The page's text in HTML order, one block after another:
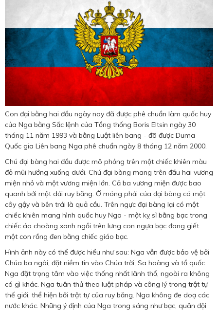
Con đại bằng hai đầu ngày nay đã được phê chuẩn làm quốc huy
của Nga bằng Sắc lệnh của Tổng thống Boris Eltsin ngày 30
tháng 11 năm 1993 và bằng Luật liên bang - đã được Duma
Quốc gia Liên bang Nga phê chuẩn ngày 8 tháng 12 năm 2000.
Chú đại bàng hai đầu được mô phỏng trên một chiếc khiên màu
đỏ mũi hướng xuống dưới. Chú đại bàng mang trên đầu hai vương
miện nhỏ và một vương miện lớn. Cả ba vương miện được bao
quanh bởi một dải ruy băng. Ở móng phải của đại bàng có một
cây gậy và bên trái là quả cầu. Trên ngực đại bàng lại có một
chiếc khiên mang hình quốc huy Nga - một kỵ sĩ bằng bạc trong
chiếc áo choàng xanh ngồi trên lưng con ngựa bạc đang giết
một con rồng đen bằng chiếc giáo bạc.
Hình ảnh này có thể được hiểu như sau: Nga vẫn được bảo vệ bởi
Chúa ba ngôi, đặt niềm tin vào Chúa trời, Sa hoàng và tổ quốc.
Nga đặt trọng tâm vào việc thống nhất lãnh thổ, ngoài ra không
có gì khác. Nga tuân thủ theo luật pháp và công lý trong trật tự
thế giới, thể hiện bởi trật tự của ruy băng. Nga không đe doạ các
nước khác. Những ý định của Nga trong sáng như bạc, quân đội